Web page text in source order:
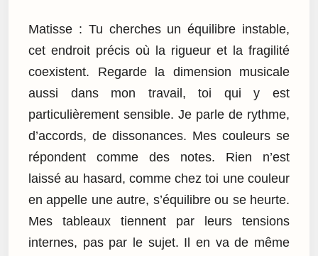
Matisse : Tu cherches un équilibre instable,
cet endroit précis où la rigueur et la fragilité
coexistent. Regarde la dimension musicale
aussi dans mon travail, toi qui y est
particulièrement sensible. Je parle de rythme,
d’accords, de dissonances. Mes couleurs se
répondent comme des notes. Rien n’est
laissé au hasard, comme chez toi une couleur
en appelle une autre, s’équilibre ou se heurte.
Mes tableaux tiennent par leurs tensions
internes, pas par le sujet. Il en va de même